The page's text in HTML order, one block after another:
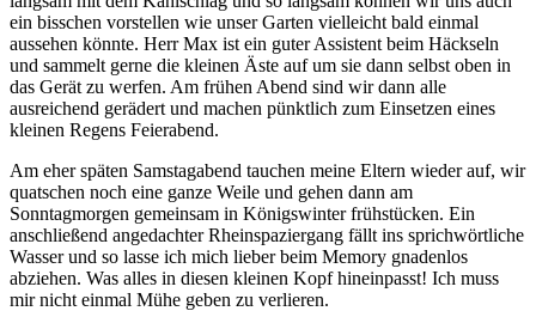
ein bisschen vorstellen wie unser Garten vielleicht bald einmal
aussehen könnte. Herr Max ist ein guter Assistent beim Häckseln
und sammelt gerne die kleinen Äste auf um sie dann selbst oben in
das Gerät zu werfen. Am frühen Abend sind wir dann alle
ausreichend gerädert und machen pünktlich zum Einsetzen eines
kleinen Regens Feierabend.
Am eher späten Samstagabend tauchen meine Eltern wieder auf, wir
quatschen noch eine ganze Weile und gehen dann am
Sonntagmorgen gemeinsam in Königswinter frühstücken. Ein
anschließend angedachter Rheinspaziergang fällt ins sprichwörtliche
Wasser und so lasse ich mich lieber beim Memory gnadenlos
abziehen. Was alles in diesen kleinen Kopf hineinpasst! Ich muss
mir nicht einmal Mühe geben zu verlieren.